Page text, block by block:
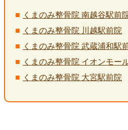
くまのみ整骨院 南越谷駅前
くまのみ整骨院 川越駅前院
くまのみ整骨院 武蔵浦和駅
くまのみ整骨院 イオンモー
くまのみ整骨院 大宮駅前院